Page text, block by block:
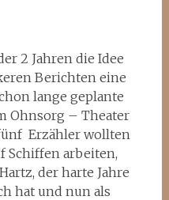
2 Jahren die Idee
Berichten eine
lange geplante
Ohnsorg – Theater
Erzähler wollten
Schiffen arbeiten,
der harte Jahre
hat und nun als